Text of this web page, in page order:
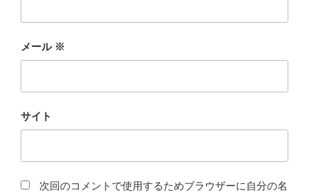
メール ※
サイト
次回のコメントで使用するためブラウザーに自分の名